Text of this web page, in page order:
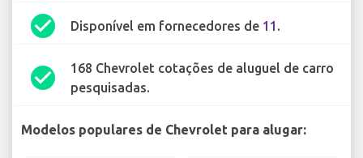
check_circle Disponível em fornecedores de 11 .
check_circle
168 Chevrolet cotações de aluguel de carro
pesquisadas.
Modelos populares de Chevrolet para alugar: